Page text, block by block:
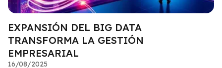
EXPANSIÓN DEL BIG DATA
TRANSFORMA LA GESTIÓN
EMPRESARIAL
16/08/2025